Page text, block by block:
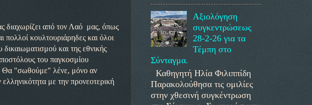
διαχωρίζει από τον Λαό μας, όπως
πολλοί κουλτουριάρηδες και όλοι
δικαιωματισμού και της εθνικής
του παγκοσμίου
Θα "σωθούμε" λένε, μόνο αν
με την προνεοτερική
Αξιολόγηση
συγκεντρώσεως
28-2-26 για τα
Τέμπη στο
Σύνταγμα.
Καθηγητή Ηλία Φιλιππίδη
Παρακολούθησα τις ομιλίες
στην χθεσινή συγκέντρωση